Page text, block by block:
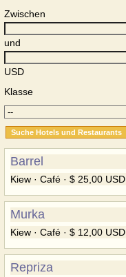
Zwischen
und
USD
Klasse
Barrel
Kiew · Café · $ 25,00 USD
Murka
Kiew · Café · $ 12,00 USD
Repriza